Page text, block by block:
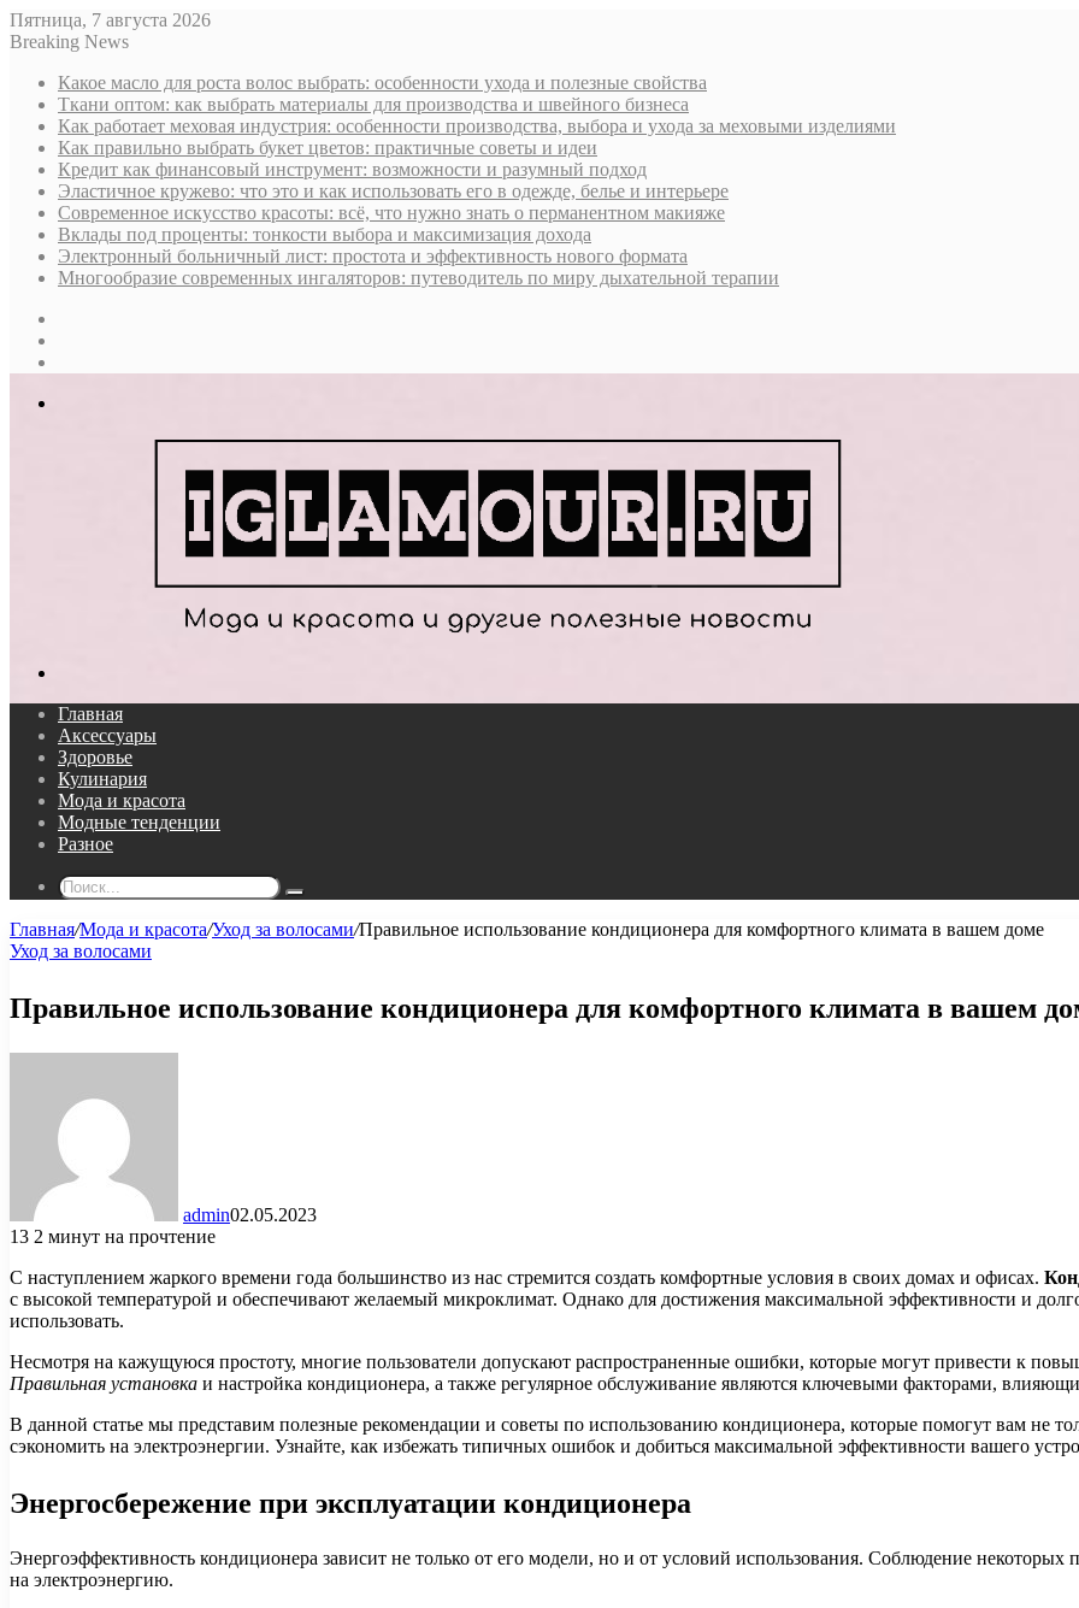
Пятница, 7 августа 2026
Breaking News
Какое масло для роста волос выбрать: особенности ухода и полезные свойства
Ткани оптом: как выбрать материалы для производства и швейного бизнеса
Как работает меховая индустрия: особенности производства, выбора и ухода за меховыми изделиями
Как правильно выбрать букет цветов: практичные советы и идеи
Кредит как финансовый инструмент: возможности и разумный подход
Эластичное кружево: что это и как использовать его в одежде, белье и интерьере
Современное искусство красоты: всё, что нужно знать о перманентном макияже
Вклады под проценты: тонкости выбора и максимизация дохода
Электронный больничный лист: простота и эффективность нового формата
Многообразие современных ингаляторов: путеводитель по миру дыхательной терапии
Главная
Аксессуары
Здоровье
Кулинария
Мода и красота
Модные тенденции
Разное
Поиск...
Главная/Мода и красота/Уход за волосами/Правильное использование кондиционера для комфортного климата в вашем доме
Уход за волосами
Правильное использование кондиционера для комфортного климата в вашем
admin02.05.2023
13 2 минут на прочтение
С наступлением жаркого времени года большинство из нас стремится создать комфортные условия в своих домах и офисах.
с высокой температурой и обеспечивают желаемый микроклимат. Однако для достижения максимальной эффективности и
использовать.
Несмотря на кажущуюся простоту, многие пользователи допускают распространенные ошибки, которые могут привести к
Правильная установка и настройка кондиционера, а также регулярное обслуживание являются ключевыми факторами,
В данной статье мы представим полезные рекомендации и советы по использованию кондиционера, которые помогут вам не
сэкономить на электроэнергии. Узнайте, как избежать типичных ошибок и добиться максимальной эффективности вашего
Энергосбережение при эксплуатации кондиционера
Энергоэффективность кондиционера зависит не только от его модели, но и от условий использования. Соблюдение некоторых
на электроэнергию.